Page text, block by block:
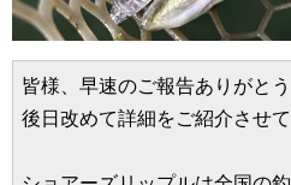
皆様、早速のご報告ありがとう
後日改めて詳細をご紹介させて